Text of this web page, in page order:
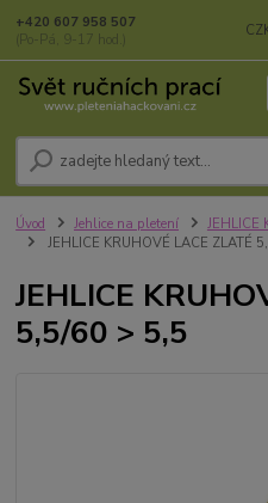
+420 607 958 507
(Po-Pá, 9-17 hod.)
Úvod Jehlice na pletení
JEHLICE
JEHLICE KRUHOVÉ LACE ZLATÉ
JEHLICE
5,5/60 > 5,5